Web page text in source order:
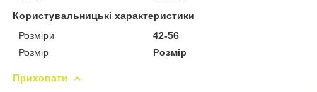
Користувальницькі характеристики
Розміри
42-56
Розмір
Розмір
Приховати